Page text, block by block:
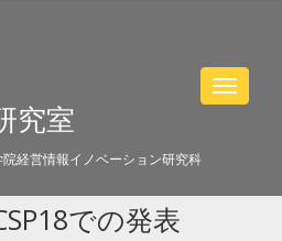
Toggle
究室
経営情報イノベーション研究科
での発表